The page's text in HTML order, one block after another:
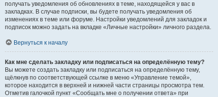
получать уведомления об обновлениях в теме, находящейся у вас в
закладках. В случае подписки, вы будете получать уведомления об
изменениях в теме или форуме. Настройки уведомлений для закладок и
подписок можно задать на вкладке «Личные настройки» личного раздела.
Вернуться к началу
Как мне сделать закладку или подписаться на определённую тему?
Вы можете создать закладку или подписаться на определённую тему,
щёлкнув по соответствующей ссылке в меню «Управление темой»,
которое находится в верхней и нижней части страницы просмотра тем.
Отметив галочкой пункт «Сообщать мне о получении ответа» при